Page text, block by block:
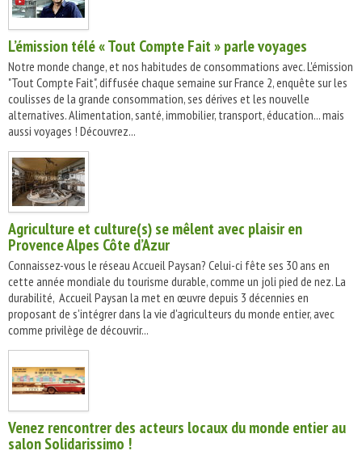
L’émission télé « Tout Compte Fait » parle voyages
Notre monde change, et nos habitudes de consommations avec. L'émission
"Tout Compte Fait", diffusée chaque semaine sur France 2, enquête sur les
coulisses de la grande consommation, ses dérives et les nouvelle
alternatives. Alimentation, santé, immobilier, transport, éducation... mais
aussi voyages ! Découvrez...
Agriculture et culture(s) se mêlent avec plaisir en
Provence Alpes Côte d’Azur
Connaissez-vous le réseau Accueil Paysan? Celui-ci fête ses 30 ans en
cette année mondiale du tourisme durable, comme un joli pied de nez. La
durabilité, Accueil Paysan la met en œuvre depuis 3 décennies en
proposant de s'intégrer dans la vie d'agriculteurs du monde entier, avec
comme privilège de découvrir...
Venez rencontrer des acteurs locaux du monde entier au
salon Solidarissimo !